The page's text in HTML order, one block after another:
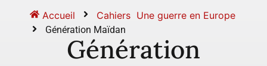
Accueil Cahiers Une guerre en Europe
Génération Maïdan
Génération